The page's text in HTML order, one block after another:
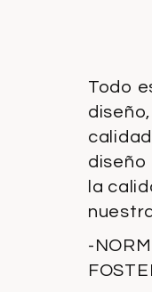
Todo
diseño,
calidad
la
-